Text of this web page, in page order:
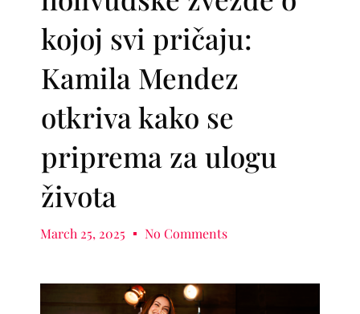
kojoj svi pričaju:
Kamila Mendez
otkriva kako se
priprema za ulogu
života
March 25, 2025 No Comments